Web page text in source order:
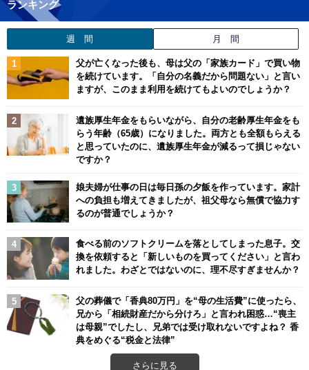
ランキング
週 間 月 間
父が亡くなった後も、母は父の「家族カード」で買い物
を続けています。「自分の名義だから問題ない」と言い
ますが、このまま利用を続けてもよいのでしょうか？
遺族厚生年金をもらいながら、自分の老齢厚生年金をも
らう年齢（65歳）になりました。両方とも全額もらえる
と思っていたのに、遺族厚生年金が減るって損じゃない
ですか？
娘夫婦が仕事の日は毎日孫の夕飯を作っています。家計
への負担も増えてきましたが、祖父母なら無償で協力す
るのが普通でしょうか？
食べる前のソフトクリームを落としてしまった息子。交
換を依頼すると「新しいものを買ってください」と言わ
れました。わざとではないのに、理不尽すぎませんか？
父の葬儀で「香典80万円」を“母の生活費”に使ったら、
兄から「相続財産だから分けろ」と言われ困惑…“喪主
は母親”でしたし、兄弟では受け取れないですよね？ 香
典をめぐる“税金と法律”
さらに見る